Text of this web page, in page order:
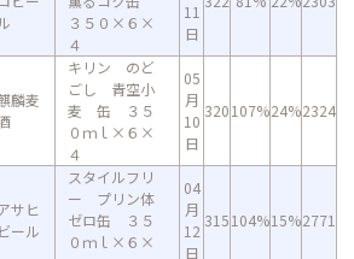
３５０×６×
４
11
日
麟麦
キリン のど
ごし 青空小
麦 缶 ３５
０ｍｌ×６×
４
05
月
10
日
320107%24%2324
サヒ
ビール
スタイルフリ
ー プリン体
ゼロ缶 ３５
０ｍｌ×６×
04
月
12
日
315104%15%2771